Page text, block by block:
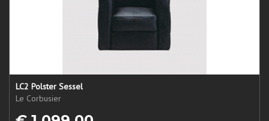
LC2 Polster Sessel
Le Corbusier